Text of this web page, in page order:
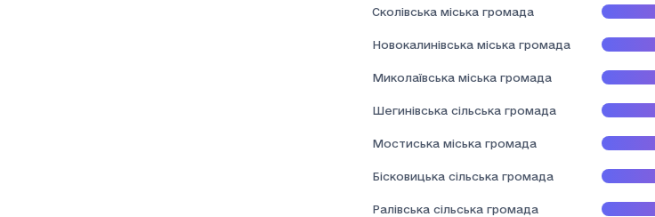
Сколівська міська громада
Новокалинівська міська громада
Миколаївська міська громада
Шегинівська сільська громада
Мостиська міська громада
Бісковицька сільська громада
Ралівська сільська громада